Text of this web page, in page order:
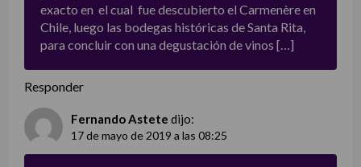
exacto en el cual fue descubierto el Carmenère en
Chile, luego las bodegas históricas de Santa Rita,
para concluir con una degustación de vinos […]
Responder
Fernando Astete dijo:
17 de mayo de 2019 a las 08:25